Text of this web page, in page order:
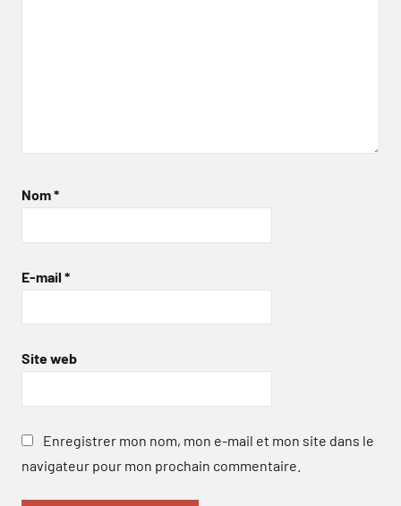
Nom*
E-mail *
Site web
Enregistrer mon nom, mon e-mail et mon site dans le
navigateur pour mon prochain commentaire.